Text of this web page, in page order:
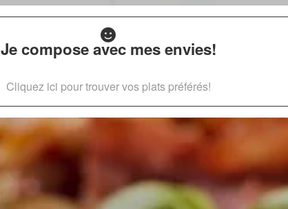
Je compose avec mes envies!
Cliquez ici pour trouver vos plats préférés!